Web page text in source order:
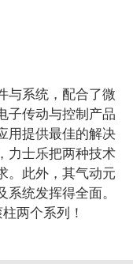
与系统，配合了微
子传动与控制产品
用提供最佳的解决
力士乐把两种技术
。此外，其气动元
统发挥得全面。
两个系列！